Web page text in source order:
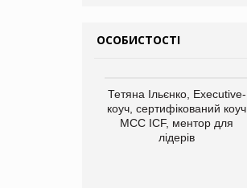
ОСОБИСТОСТІ
Тетяна Ільєнко, Executive-
коуч, сертифікований коуч
МСС ICF, ментор для
лідерів